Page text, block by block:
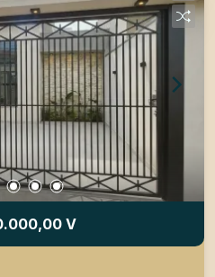
localização
uma visita!
V